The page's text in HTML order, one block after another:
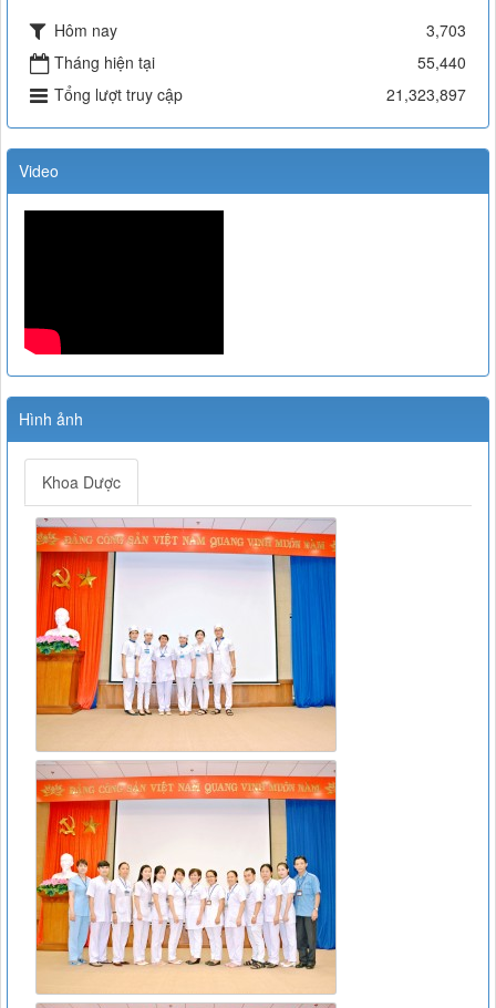
Hôm nay
3,703
Tháng hiện tại
55,440
Tổng lượt truy cập
21,323,897
Video
Hình ảnh
Khoa Dược